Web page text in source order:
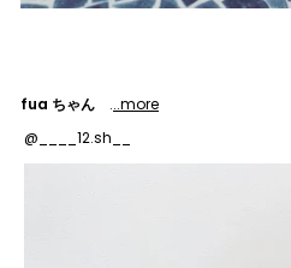
fua ちゃん ...more
@____12.sh__